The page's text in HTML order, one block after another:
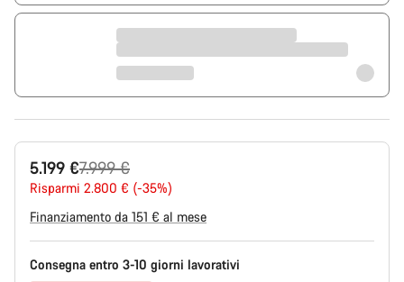
5.199 €
Prezzo
originale
7.999 €
Risparmi 2.800 € (-35%)
Finanziamento da 151 € al mese
Consegna entro 3-10 giorni lavorativi